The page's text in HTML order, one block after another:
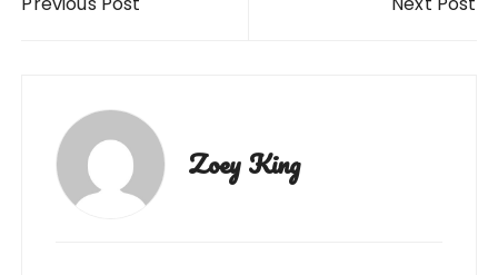
navigation
Zoey King